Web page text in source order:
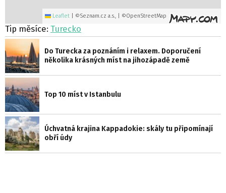
Leaflet ©Seznam.cz a.s., | ©OpenStreetMap
Tip měsíce: Turecko
Do Turecka za poznáním i relaxem. Doporučení
několika krásných míst na jihozápadě země
Top 10 míst v Istanbulu
Úchvatná krajina Kappadokie: skály tu připomínají
obří údy